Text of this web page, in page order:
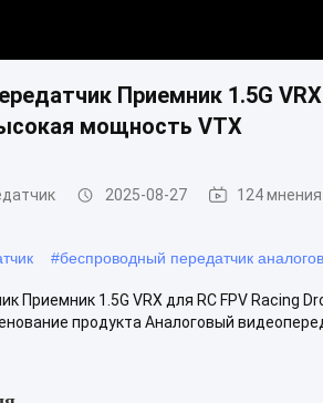
Приемник 1.5G
мощность VTX
2025-08-27 124 мнения
#беспроводный передатчик
Приемник 1.5G VRX для RC FPV Racing
продукта Аналоговый